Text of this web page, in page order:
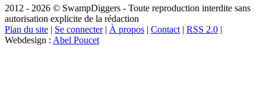
2012 - 2026 © SwampDiggers - Toute reproduction interdite sans
autorisation explicite de la rédaction
Plan du site | Se connecter| À propos | Contact | RSS 2.0 |
Webdesign : Abel Poucet